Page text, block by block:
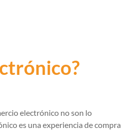
electrónico no son lo
es una experiencia de compra